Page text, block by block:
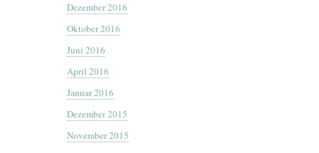
Dezember 2016
Oktober 2016
Juni 2016
April 2016
Januar 2016
Dezember 2015
November 2015